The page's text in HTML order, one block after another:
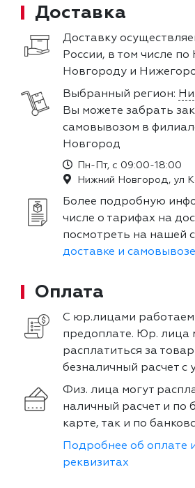
Доставка
Доставку
России, в том числе
Новгороду и
Выбранный регион:
Вы можете забрать
самовывозом в
Новгород
Пн-Пт, с 09:00-18:00
Нижний Новгород, ул
Более подробную
числе о тарифах на
посмотреть на нашей
доставке и самовывозе
Оплата
С юр.лицами работаем
предоплате. Юр. лица
расплатиться за
безналичный расчет с
Физ. лица могут
наличный расчет и по
карте, так и по
Подробнее об оплате
реквизитах